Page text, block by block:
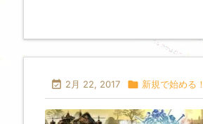
 2月 22, 2017  新規で始める！